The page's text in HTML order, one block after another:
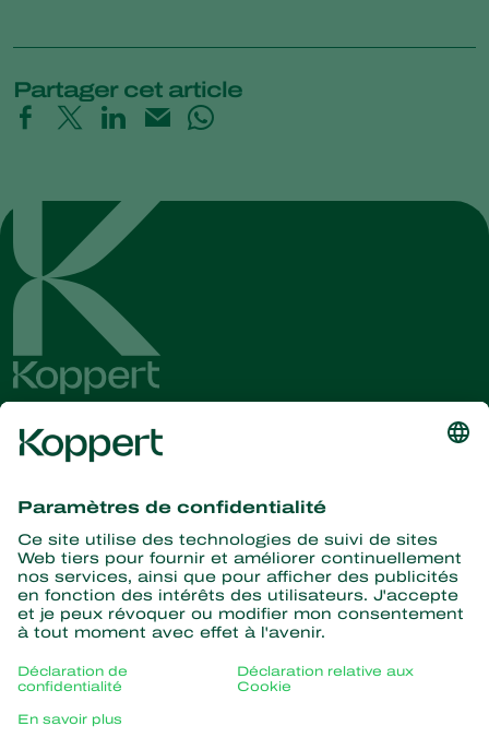
Partager cet article
nouvelles et informations
S’abonner ici
La nature pour partenaire
Acariens Prédateurs
Parasitoïdes
À propos de Koppert